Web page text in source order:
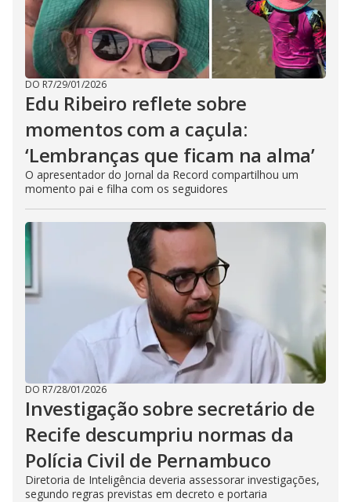
DO R7/29/01/2026
Edu Ribeiro reflete sobre
momentos com a caçula:
‘Lembranças que ficam na alma’
O apresentador do Jornal da Record compartilhou um
momento pai e filha com os seguidores
DO R7/28/01/2026
Investigação sobre secretário de
Recife descumpriu normas da
Polícia Civil de Pernambuco
Diretoria de Inteligência deveria assessorar investigações,
segundo regras previstas em decreto e portaria